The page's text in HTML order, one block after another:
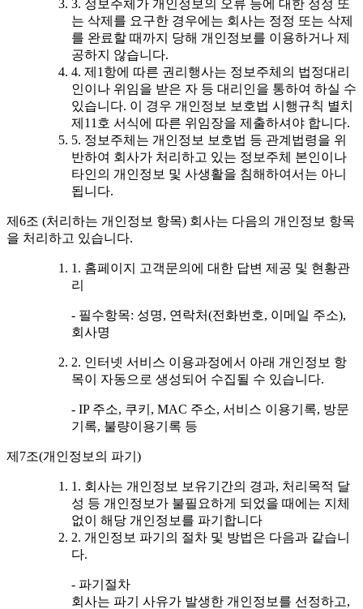
3. 정보주체가 개인정보의 오류 등에 대한 정정 또
는 삭제를 요구한 경우에는 회사는 정정 또는 삭제
를 완료할 때까지 당해 개인정보를 이용하거나 제
공하지 않습니다.
4. 제1항에 따른 권리행사는 정보주체의 법정대리
인이나 위임을 받은 자 등 대리인을 통하여 하실 수
있습니다. 이 경우 개인정보 보호법 시행규칙 별치
제11호 서식에 따른 위임장을 제출하셔야 합니다.
5. 정보주체는 개인정보 보호법 등 관계법령을 위
반하여 회사가 처리하고 있는 정보주체 본인이나
타인의 개인정보 및 사생활을 침해하여서는 아니
됩니다.
제6조 (처리하는 개인정보 항목) 회사는 다음의 개인정보 항목
을 처리하고 있습니다.
1. 홈페이지 고객문의에 대한 답변 제공 및 현황관
리
- 필수항목: 성명, 연락처(전화번호, 이메일 주소),
회사명
2. 인터넷 서비스 이용과정에서 아래 개인정보 항
목이 자동으로 생성되어 수집될 수 있습니다.
- IP 주소, 쿠키, MAC 주소, 서비스 이용기록, 방문
기록, 불량이용기록 등
제7조(개인정보의 파기)
1. 회사는 개인정보 보유기간의 경과, 처리목적 달
성 등 개인정보가 불필요하게 되었을 때에는 지체
없이 해당 개인정보를 파기합니다
2. 개인정보 파기의 절차 및 방법은 다음과 같습니
다.
- 파기절차
회사는 파기 사유가 발생한 개인정보를 선정하고,